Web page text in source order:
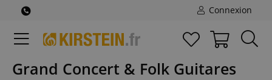
Connexion
Grand Concert & Folk Guitares